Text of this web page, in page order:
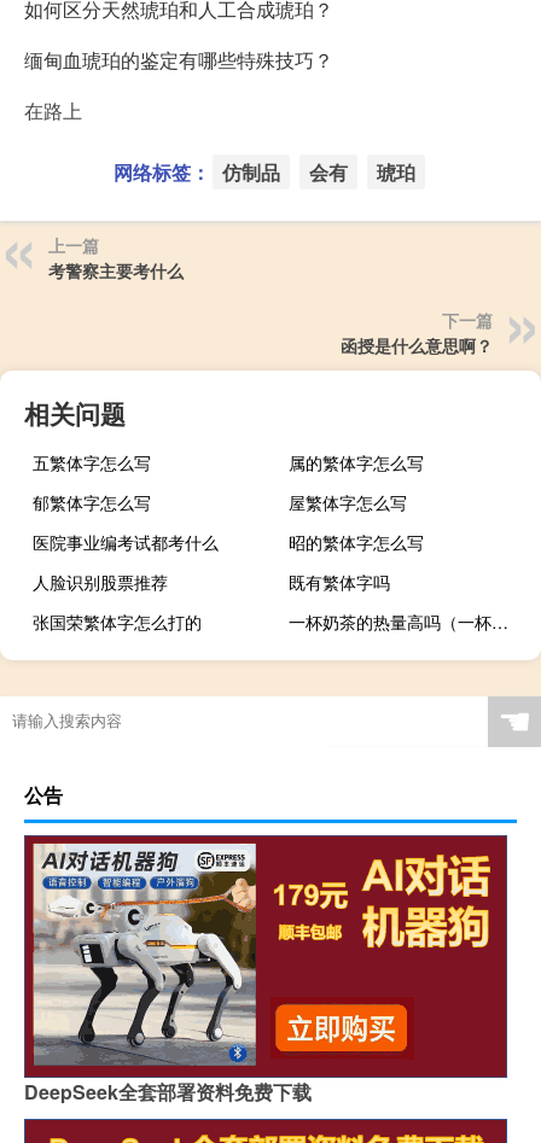
如何区分天然琥珀和人工合成琥珀？
缅甸血琥珀的鉴定有哪些特殊技巧？
在路上
网络标签： 仿制品 会有 琥珀
上一篇
考警察主要考什么
下一篇
函授是什么意思啊？
相关问题
五繁体字怎么写
属的繁体字怎么写
郁繁体字怎么写
屋繁体字怎么写
医院事业编考试都考什么
昭的繁体字怎么写
人脸识别股票推荐
既有繁体字吗
张国荣繁体字怎么打的
一杯奶茶的热量高吗（一杯奶茶的热量）
☚
公告
DeepSeek全套部署资料免费下载